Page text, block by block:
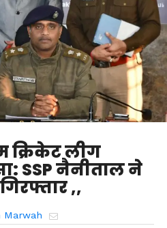
क्रिकेट लीग
SSP नैनीताल ने
,,
Marwah